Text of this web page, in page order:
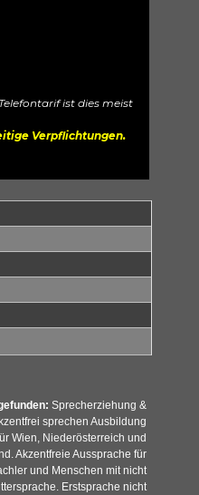
ist dies meist
Verpflichtungen.
Sprecherziehung &
sprechen Ausbildung
Wien, Niederösterreich und
Akzentfreie Aussprache für
und Menschen mit nicht
Erstsprache nicht